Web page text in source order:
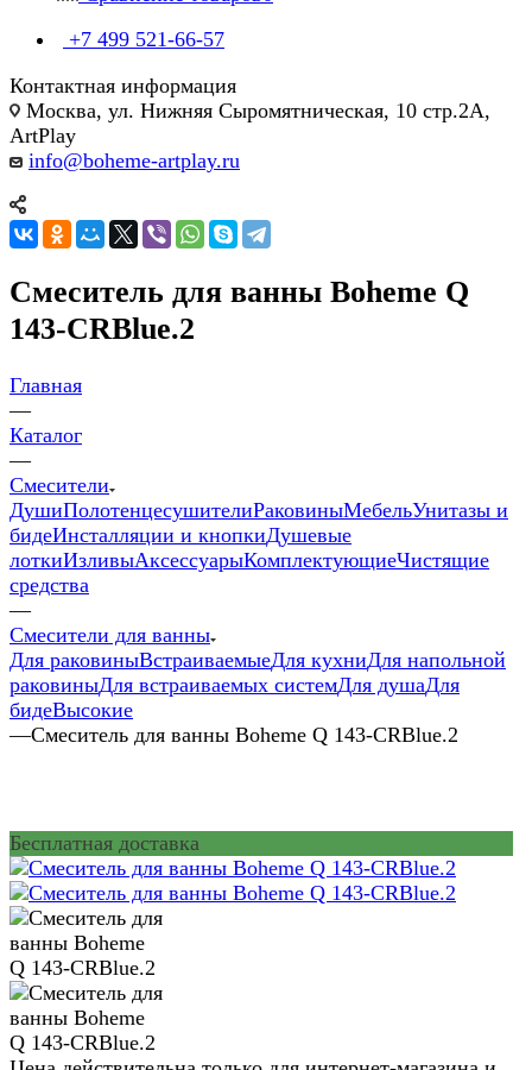
+7 499 521-66-57
Контактная информация
Москва, ул. Нижняя Сыромятническая, 10 стр.2А,
ArtPlay
info@boheme-artplay.ru
Смеситель для ванны Boheme Q
143-CRBlue.2
Главная
—
Каталог
—
Смесители
ДушиПолотенцесушителиРаковиныМебельУнитазы и
бидеИнсталляции и кнопкиДушевые
лоткиИзливыАксессуарыКомплектующиеЧистящие
средства
—
Смесители для ванны
Для раковиныВстраиваемыеДля кухниДля напольной
раковиныДля встраиваемых системДля душаДля
бидеВысокие
—Смеситель для ванны Boheme Q 143-CRBlue.2
Бесплатная доставка